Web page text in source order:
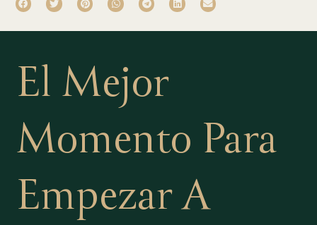
El Mejor
Momento Para
Empezar A